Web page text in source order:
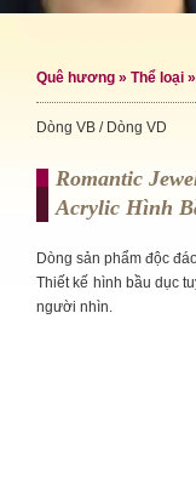
Quê hương » Thể loại »
Dòng VB / Dòng VD
Romantic
Acrylic Hình
Dòng sản phẩm độc
Thiết kế hình bầu dục
người nhìn.